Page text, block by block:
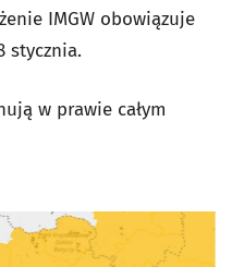
IMGW obowiązuje
stycznia.
w prawie całym